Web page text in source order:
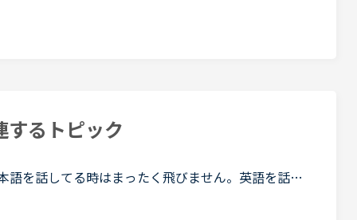
するトピック
語を話してる時はまったく飛びません。英語を話す